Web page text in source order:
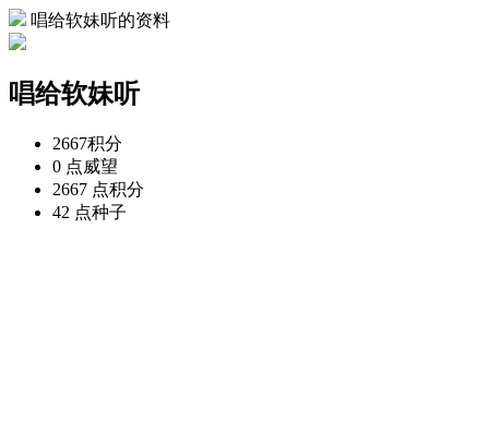
唱给软妹听的资料
唱给软妹听
2667积分
0 点威望
2667 点积分
42 点种子